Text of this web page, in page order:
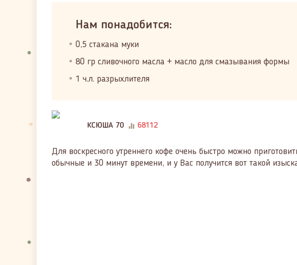
Нам понадобится:
0,5 стакана муки
80 гр сливочного масла + масло для смазывания формы
1 ч.л. разрыхлителя
КСЮША 70 68112
Для воскресного утреннего кофе очень быстро можно
обычные и 30 минут времени, и у Вас получится вот такой